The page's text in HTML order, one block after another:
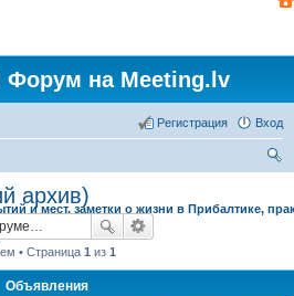
Форум на Meeting.lv
Вход
Регистрация
и мест, заметки о жизни в Прибалтике,
ск
архив)
• Страница 1 из 1
Объявления